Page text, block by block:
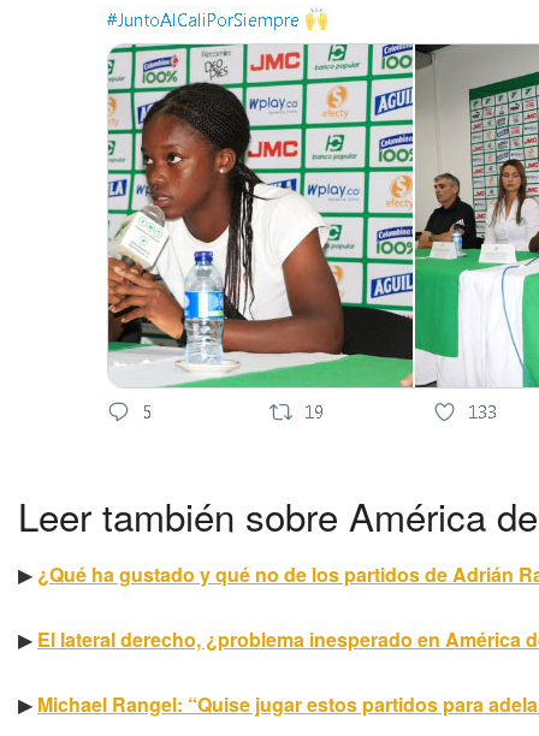
Leer también sobre América
▶ ¿Qué ha gustado y qué no de los partidos de Adrián
▶ El lateral derecho, ¿problema inesperado en América
▶ Michael Rangel: “Quise jugar estos partidos para